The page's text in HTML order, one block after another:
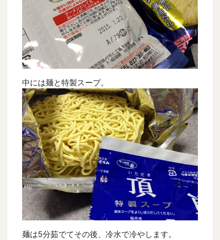
中には麺と特製スープ。
麺は5分茹でてその後、冷水で冷やします。